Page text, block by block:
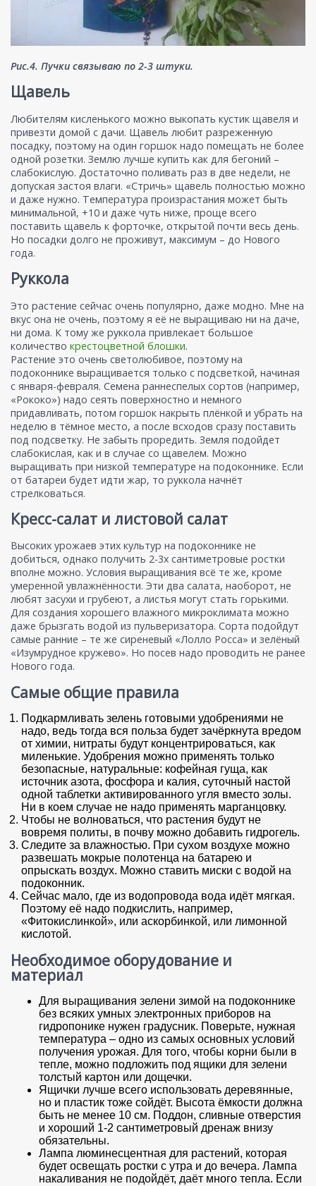
Рис.4. Пучки связываю по 2-3 штуки.
Щавель
Любителям кисленького можно выкопать кустик щавеля и
привезти домой с дачи. Щавель любит разреженную
посадку, поэтому на один горшок надо помещать не более
одной розетки. Землю лучше купить как для бегоний –
слабокислую. Достаточно поливать раз в две недели, не
допуская застоя влаги. «Стричь» щавель полностью можно
и даже нужно. Температура произрастания может быть
минимальной, +10 и даже чуть ниже, проще всего
поставить щавель к форточке, открытой почти весь день.
Но посадки долго не проживут, максимум – до Нового
года.
Руккола
Это растение сейчас очень популярно, даже модно. Мне на
вкус она не очень, поэтому я её не выращиваю ни на даче,
ни дома. К тому же руккола привлекает большое
количество крестоцветной блошки.
Растение это очень светолюбивое, поэтому на
подоконнике выращивается только с подсветкой, начиная
с января-февраля. Семена раннеспелых сортов (например,
«Рококо») надо сеять поверхностно и немного
придавливать, потом горшок накрыть плёнкой и убрать на
неделю в тёмное место, а после всходов сразу поставить
под подсветку. Не забыть проредить. Земля подойдет
слабокислая, как и в случае со щавелем. Можно
выращивать при низкой температуре на подоконнике. Если
от батареи будет идти жар, то руккола начнёт
стрелковаться.
Кресс-салат и листовой салат
Высоких урожаев этих культур на подоконнике не
добиться, однако получить 2-3х сантиметровые ростки
вполне можно. Условия выращивания всё те же, кроме
умеренной увлажнённости. Эти два салата, наоборот, не
любят засухи и грубеют, а листья могут стать горькими.
Для создания хорошего влажного микроклимата можно
даже брызгать водой из пульверизатора. Сорта подойдут
самые ранние – те же сиреневый «Лолло Росса» и зелёный
«Изумрудное кружево». Но посев надо проводить не ранее
Нового года.
Самые общие правила
Подкармливать зелень готовыми удобрениями не
надо, ведь тогда вся польза будет зачёркнута вредом
от химии, нитраты будут концентрироваться, как
миленькие. Удобрения можно применять только
безопасные, натуральные: кофейная гуща, как
источник азота, фосфора и калия, суточный настой
одной таблетки активированного угля вместо золы.
Ни в коем случае не надо применять марганцовку.
Чтобы не волноваться, что растения будут не
вовремя политы, в почву можно добавить гидрогель.
Следите за влажностью. При сухом воздухе можно
развешать мокрые полотенца на батарею и
опрыскать воздух. Можно ставить миски с водой на
подоконник.
Сейчас мало, где из водопровода вода идёт мягкая.
Поэтому её надо подкислить, например,
«Фитокислинкой», или аскорбинкой, или лимонной
кислотой.
Необходимое оборудование и
материал
Для выращивания зелени зимой на подоконнике
без всяких умных электронных приборов на
гидропонике нужен градусник. Поверьте, нужная
температура – одно из самых основных условий
получения урожая. Для того, чтобы корни были в
тепле, можно подложить под ящики для зелени
толстый картон или дощечки.
Ящички лучше всего использовать деревянные,
но и пластик тоже сойдёт. Высота ёмкости должна
быть не менее 10 см. Поддон, сливные отверстия
и хороший 1-2 сантиметровый дренаж внизу
обязательны.
Лампа люминесцентная для растений, которая
будет освещать ростки с утра и до вечера. Лампа
накаливания не подойдёт, даёт много тепла. Если